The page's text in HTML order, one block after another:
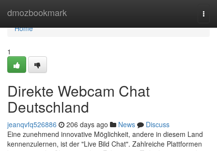
dmozbookmark
Home
Home
1
Direkte Webcam Chat
Deutschland
jeanqvfq526886 206 days ago News
Discuss
Eine zunehmend innovative Möglichkeit, andere in diesem Land
kennenzulernen, ist der "Live Bild Chat". Zahlreiche Plattformen